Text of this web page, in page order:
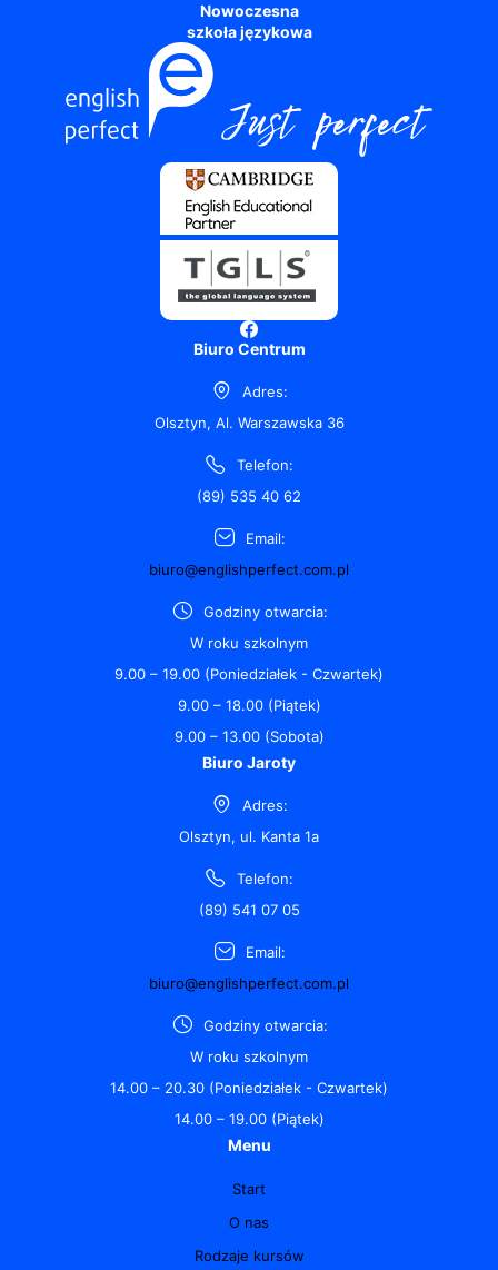
Nowoczesna
szkoła językowa
Biuro Centrum
Adres:
Olsztyn, Al. Warszawska 36
Telefon:
(89) 535 40 62
Email:
biuro@englishperfect.com.pl
Godziny otwarcia:
W roku szkolnym
9.00 – 19.00 (Poniedziałek - Czwartek)
9.00 – 18.00 (Piątek)
9.00 – 13.00 (Sobota)
Biuro Jaroty
Adres:
Olsztyn, ul. Kanta 1a
Telefon:
(89) 541 07 05
Email:
biuro@englishperfect.com.pl
Godziny otwarcia:
W roku szkolnym
14.00 – 20.30 (Poniedziałek - Czwartek)
14.00 – 19.00 (Piątek)
Menu
Start
O nas
Rodzaje kursów